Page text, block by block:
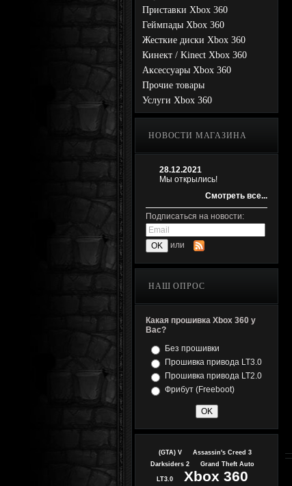
Приставки Xbox 360
Геймпады Xbox 360
Жесткие диски Xbox 360
Кинект / Kinect Xbox 360
Аксессуары Xbox 360
Прочие товары
Услуги Xbox 360
НОВОСТИ МАГАЗИНА
28.12.2021
Мы открылись!
Смотреть все...
Подписаться на новости:
или
НАШ ОПРОС
Какая прошивка Xbox 360 у
Вас?
Без прошивки
Прошивка привода LT3.0
Прошивка привода LT2.0
Фрибут (Freeboot)
(GTA) V
Assassin's Creed 3
Darksiders 2
Grand Theft Auto
LT3.0 Xbox 360